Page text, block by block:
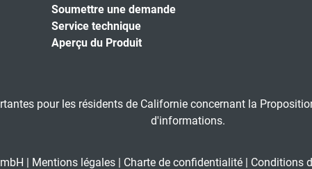
Soumettre une demande
Service technique
Aperçu du Produit
pour les résidents de Californie concernant la
d'informations.
| Mentions légales | Charte de confidentialité | Conditions